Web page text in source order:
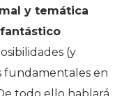
y temática
(y
fundamentales en
todo ello hablará,